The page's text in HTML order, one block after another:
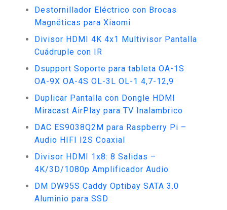
Destornillador Eléctrico con Brocas
Magnéticas para Xiaomi
Divisor HDMI 4K 4x1 Multivisor Pantalla
Cuádruple con IR
Dsupport Soporte para tableta OA-1S
OA-9X OA-4S OL-3L OL-1 4,7-12,9
Duplicar Pantalla con Dongle HDMI
Miracast AirPlay para TV Inalambrico
DAC ES9038Q2M para Raspberry Pi –
Audio HIFI I2S Coaxial
Divisor HDMI 1x8: 8 Salidas –
4K/3D/1080p Amplificador Audio
DM DW95S Caddy Optibay SATA 3.0
Aluminio para SSD